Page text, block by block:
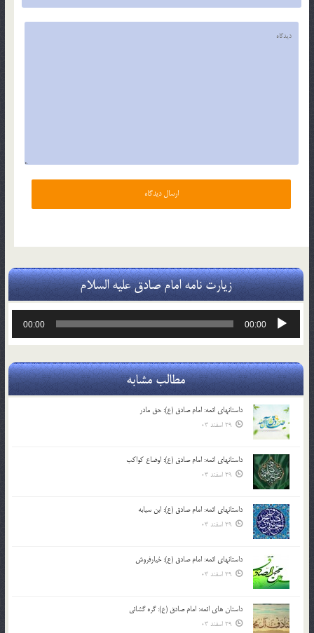
زیارت نامه امام صادق علیه السلام
پخش‌کننده
00:00
00:00
مطالب مشابه
داستانهای ائمه: امام صادق (ع): حق مادر
29 اسفند 03
داستانهای ائمه: امام صادق (ع): اوضاع کواکب
29 اسفند 03
داستانهای ائمه: امام صادق (ع): ابن سیابه
29 اسفند 03
داستانهای ائمه: امام صادق (ع): خیارفروش
29 اسفند 03
داستان های ائمه: امام صادق (ع): گره گشائی
29 اسفند 03